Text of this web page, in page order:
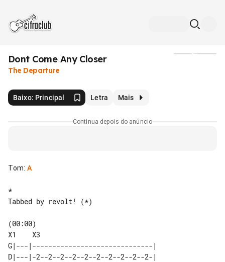
Dont Come Any Closer
The Departure
Baixo: Principal Letra Mais
Continua depois do anúncio
Tom: A
*
Tabbed by revolt! (*)
(00:00)
X1    X3
G|---|------------------------------|
D|---|-2--2--2--2--2--2--2--2--2--2-|